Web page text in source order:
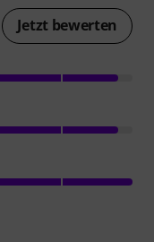
Jetzt bewerten